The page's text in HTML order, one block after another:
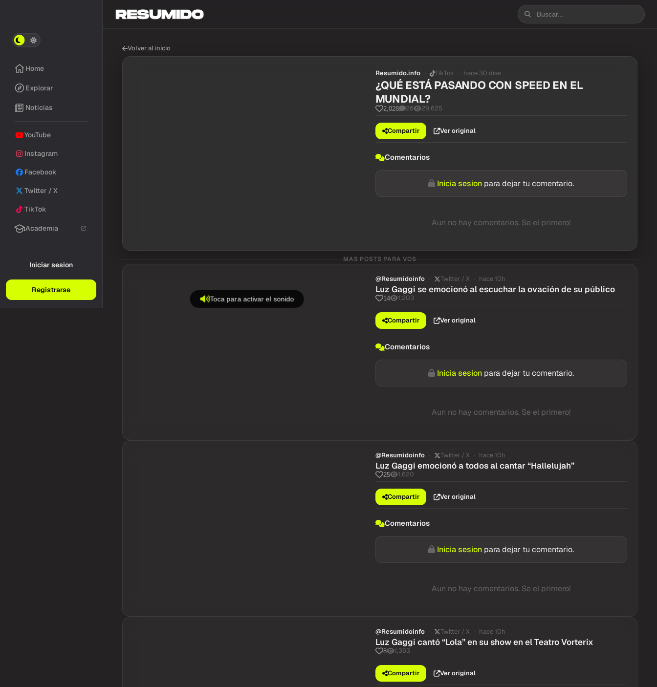
Home
Explorar
Noticias
YouTube
Instagram
Facebook
Twitter / X
TikTok
Academia
Iniciar sesion
Registrarse
Volver al inicio
Resumido.info TikTok hace 30 dias
¿QUÉ ESTÁ PASANDO CON SPEED EN EL
MUNDIAL?
2,028 26 29,625
Compartir Ver original
Comentarios
Inicia sesion para dejar tu comentario.
Aun no hay comentarios. Se el primero!
MAS POSTS PARA VOS
Toca para activar el sonido
@Resumidoinfo Twitter / X hace 10h
Luz Gaggi se emocionó al escuchar la ovación de su público
14 1,203
Compartir Ver original
Comentarios
Inicia sesion para dejar tu comentario.
Aun no hay comentarios. Se el primero!
@Resumidoinfo Twitter / X hace 10h
Luz Gaggi emocionó a todos al cantar “Hallelujah”
25 1,620
Compartir Ver original
Comentarios
Inicia sesion para dejar tu comentario.
Aun no hay comentarios. Se el primero!
@Resumidoinfo Twitter / X hace 10h
Luz Gaggi cantó “Lola” en su show en el Teatro Vorterix
8 1,363
Compartir Ver original